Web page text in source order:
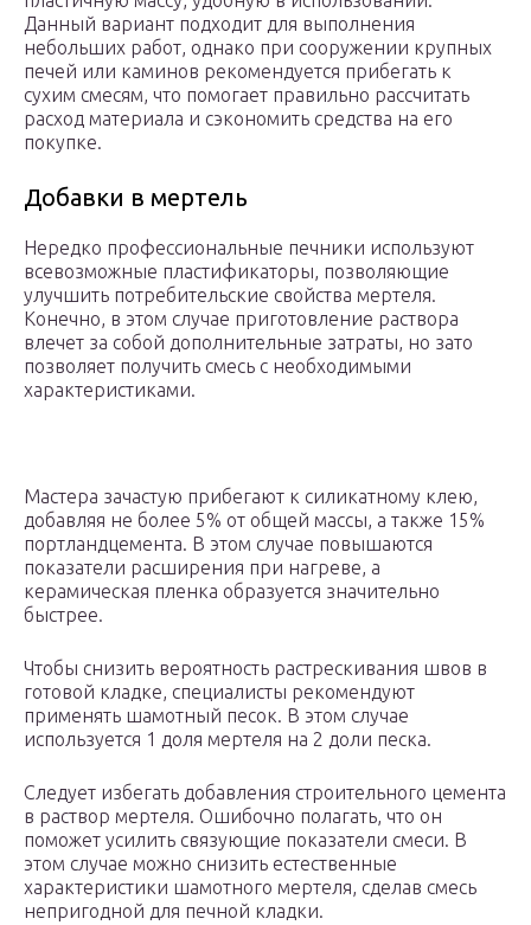
Данный вариант подходит для выполнения
небольших работ, однако при сооружении крупных
печей или каминов рекомендуется прибегать к
сухим смесям, что помогает правильно рассчитать
расход материала и сэкономить средства на его
покупке.
Добавки в мертель
Нередко профессиональные печники используют
всевозможные пластификаторы, позволяющие
улучшить потребительские свойства мертеля.
Конечно, в этом случае приготовление раствора
влечет за собой дополнительные затраты, но зато
позволяет получить смесь с необходимыми
характеристиками.
Мастера зачастую прибегают к силикатному клею,
добавляя не более 5% от общей массы, а также 15%
портландцемента. В этом случае повышаются
показатели расширения при нагреве, а
керамическая пленка образуется значительно
быстрее.
Чтобы снизить вероятность растрескивания швов в
готовой кладке, специалисты рекомендуют
применять шамотный песок. В этом случае
используется 1 доля мертеля на 2 доли песка.
Следует избегать добавления строительного цемента
в раствор мертеля. Ошибочно полагать, что он
поможет усилить связующие показатели смеси. В
этом случае можно снизить естественные
характеристики шамотного мертеля, сделав смесь
непригодной для печной кладки.